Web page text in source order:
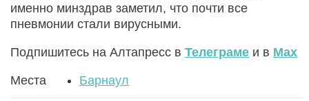
именно минздрав заметил, что почти все
пневмонии стали вирусными.
Подпишитесь на Алтапресс в Телеграме и в Max
Места Барнаул